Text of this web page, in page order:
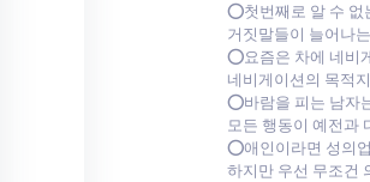
⭕첫번째로 알 수 없
거짓말들이 늘어나
⭕요즘은 차에 네비
네비게이션의 목적
⭕바람을 피는 남자
모든 행동이 예전과
⭕애인이라면 성의
하지만 우선 무조건